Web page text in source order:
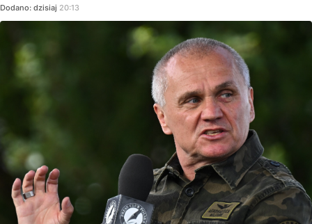
Dodano: dzisiaj 20:13